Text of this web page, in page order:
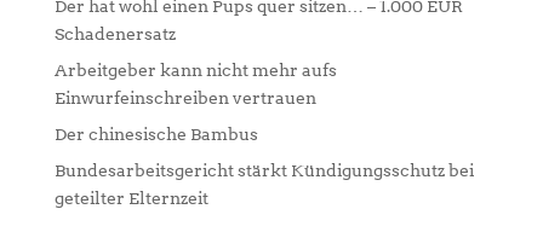
v
e
:
Der hat wohl einen Pups quer sitzen… – 1.000 EUR
Schadenersatz
Arbeitgeber kann nicht mehr aufs
Einwurfeinschreiben vertrauen
Der chinesische Bambus
Bundesarbeitsgericht stärkt Kündigungsschutz bei
geteilter Elternzeit